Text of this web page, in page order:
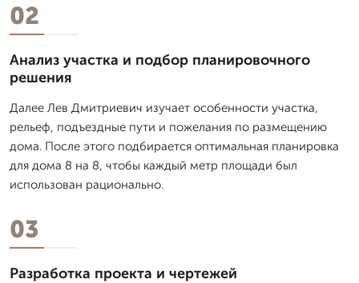
02
Анализ участка и подбор планировочного
решения
Далее Лев Дмитpиевич изучает особенности участка,
рельеф, подъездные пути и пожелания по размещению
дома. После этого подбирается оптимальная планировка
для дома 8 на 8, чтобы каждый метр площади был
использован рационально.
03
Разработка проекта и чертежей